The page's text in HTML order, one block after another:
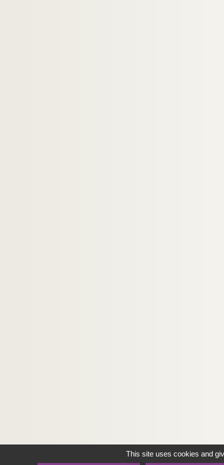
This site uses cookies and